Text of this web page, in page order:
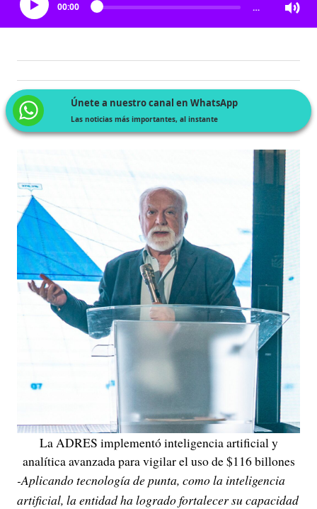
00:00 …
Únete a nuestro canal en WhatsApp
Las noticias más importantes, al instante
La ADRES implementó inteligencia artificial y
analítica avanzada para vigilar el uso de $116 billones
-Aplicando tecnología de punta, como la inteligencia
artificial, la entidad ha logrado fortalecer su capacidad